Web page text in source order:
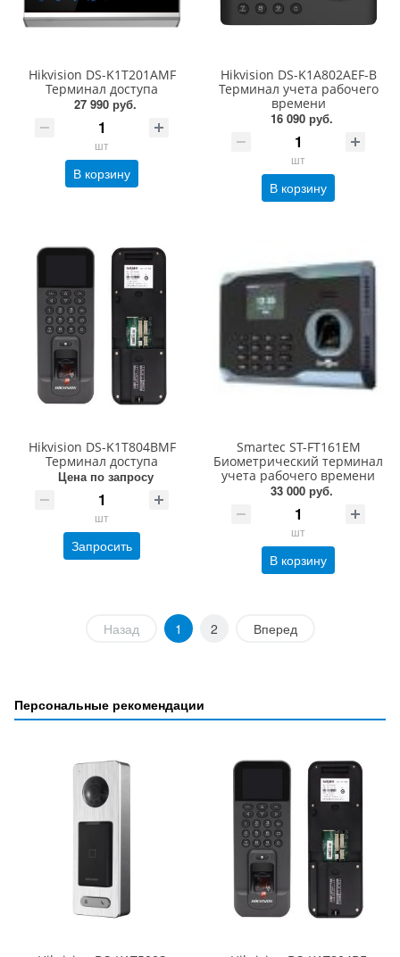
Hikvision DS-K1T201AMF
Терминал доступа
27 990 руб.
шт
В корзину
Hikvision DS-K1A802AEF-B
Терминал учета рабочего
времени
16 090 руб.
шт
В корзину
Hikvision DS-K1T804BMF
Терминал доступа
Цена по запросу
шт
Запросить
Smartec ST-FT161EM
Биометрический терминал
учета рабочего времени
33 000 руб.
шт
В корзину
Назад 1 2 Вперед
Персональные рекомендации